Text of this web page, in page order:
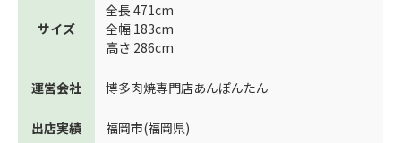
サイズ
全長 471cm
全幅 183cm
高さ 286cm
運営会社 博多肉焼専門店あんぽんたん
出店実績 福岡市(福岡県)